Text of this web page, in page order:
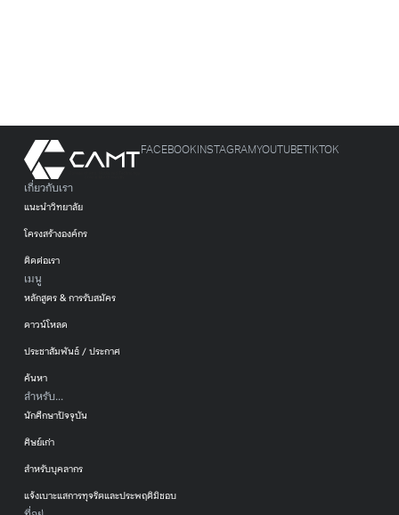
เกี่ยวกับเรา
แนะนำวิทยาลัย
โครงสร้างองค์กร
ติดต่อเรา
เมนู
หลักสูตร & การรับสมัคร
ดาวน์โหลด
ประชาสัมพันธ์ / ประกาศ
ค้นหา
สำหรับ...
นักศึกษาปัจจุบัน
ศิษย์เก่า
สำหรับบุคลากร
แจ้งเบาะแสการทุจริตและประพฤติมิชอบ
FACEBOOK INSTAGRAM YOUTUBETIKTOK